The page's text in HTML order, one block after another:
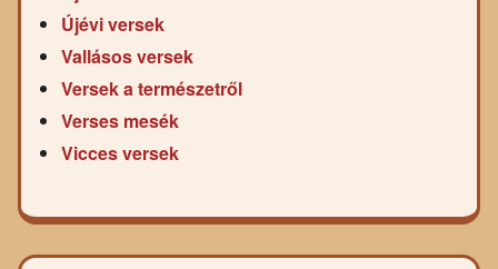
Újévi versek
Vallásos versek
Versek a természetről
Verses mesék
Vicces versek